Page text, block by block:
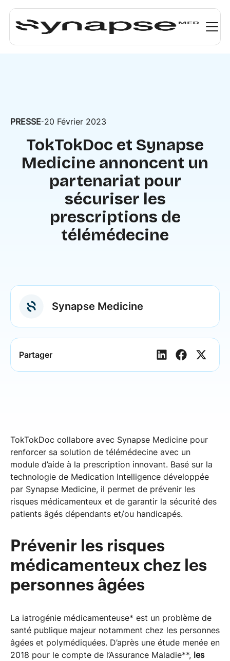
PRESSE-20 Février 2023
TokTokDoc et Synapse
Medicine annoncent un
partenariat pour
sécuriser les
prescriptions de
télémédecine
Synapse Medicine
Partager
TokTokDoc collabore avec Synapse Medicine pour
renforcer sa solution de télémédecine avec un
module d’aide à la prescription innovant. Basé sur la
technologie de Medication Intelligence développée
par Synapse Medicine, il permet de prévenir les
risques médicamenteux et de garantir la sécurité des
patients âgés dépendants et/ou handicapés.
Prévenir les risques
médicamenteux chez les
personnes âgées
La iatrogénie médicamenteuse* est un problème de
santé publique majeur notamment chez les personnes
âgées et polymédiquées. D’après une étude menée en
2018 pour le compte de l’Assurance Maladie**, les